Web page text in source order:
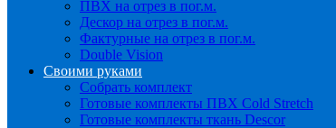
ПВХ на отрез в пог.м.
Дескор на отрез в пог.м.
Фактурные на отрез в пог.м.
Double Vision
Своими руками
Собрать комплект
Готовые комплекты ПВХ Cold Stretch
Готовые комплекты ткань Descor